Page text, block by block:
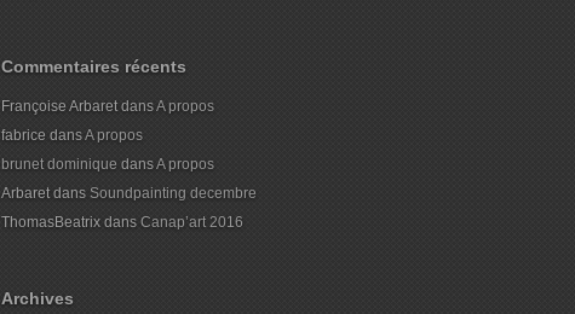
Commentaires récents
Françoise ArbaretdansA propos
fabrice dansA propos
brunet dominique dansA propos
Arbaretdans Soundpainting decembre
ThomasBeatrix dans Canap’art 2016
Archives